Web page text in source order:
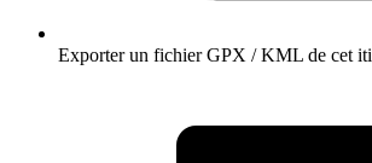
Exporter un fichier GPX / KML de cet